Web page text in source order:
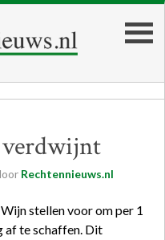
verdwijnt
Rechtennieuws.nl
stellen voor om per 1
af te schaffen. Dit